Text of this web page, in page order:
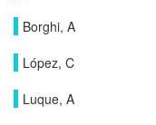
Borghi, A
López, C
Luque, A